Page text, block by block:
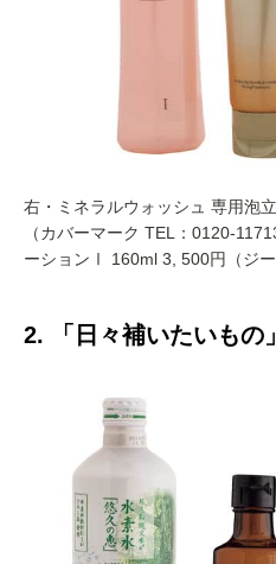
右・ミネラルウォッシュ 専用泡
（カバーマーク TEL：0120-
ーションⅠ 160ml 3, 500円（ジ
2. 「日々補いたいもの」